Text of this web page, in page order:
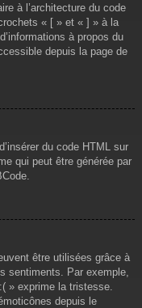
à l’architecture du code
« [ » et « ] » à la
à propos du
depuis la page de
du code HTML sur
qui peut être générée par
être utilisées grâce à
sentiments. Par exemple,
» exprime la tristesse.
depuis le